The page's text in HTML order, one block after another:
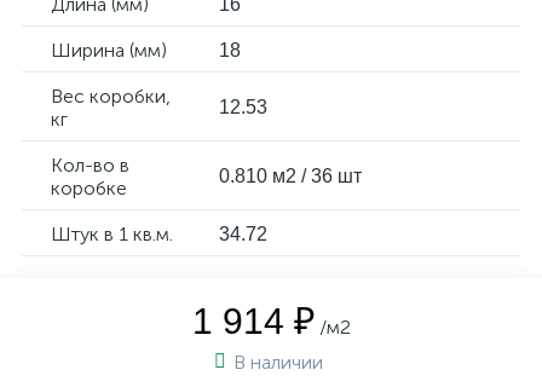
16
Ширина (мм) 18
Вес коробки,
кг
12.53
Кол-во в
коробке
0.810 м2 / 36 шт
Штук в 1 кв.м. 34.72
1 914 ₽ /м2
В наличии